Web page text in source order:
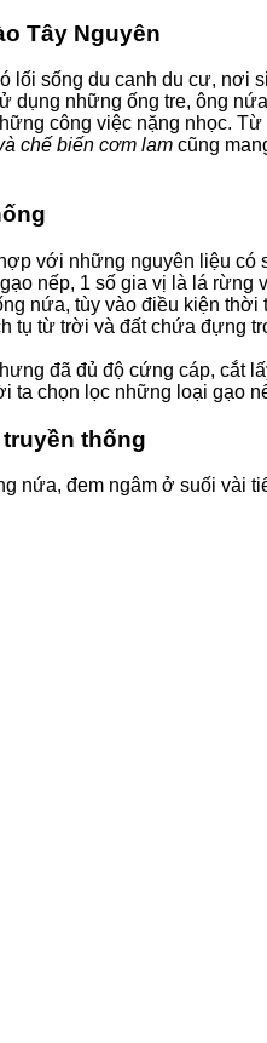
Tây Nguyên
sống du canh du cư, nơi
những ống tre, ông
công việc nặng nhọc. Từ
chế biến cơm lam cũng
với những nguyên liệu
nếp, 1 số gia vị là lá rừng
nứa, tùy vào điều kiện
tụ từ trời và đất chứa đựng
đã đủ độ cứng cáp, cắt
ta chọn lọc những loại gạo
thống
nứa, đem ngâm ở suối